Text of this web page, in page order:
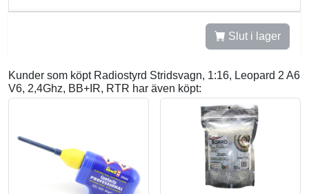
Slut i lager
Kunder som köpt Radiostyrd Stridsvagn, 1:16, Leopard 2 A6
V6, 2,4Ghz, BB+IR, RTR har även köpt: